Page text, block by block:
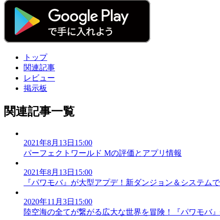
トップ
関連記事
レビュー
掲示板
関連記事一覧
2021年8月13日15:00
パーフェクトワールド Mの評価とアプリ情報
2021年8月13日15:00
『パワモバ』が大型アプデ！新ダンジョン＆システム
2020年11月3日15:00
陸空海の全てが繋がる広大な世界を冒険！『パワモバ』